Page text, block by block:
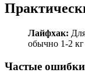
Лайфхак:
обычно 1-2
Частые ошибки